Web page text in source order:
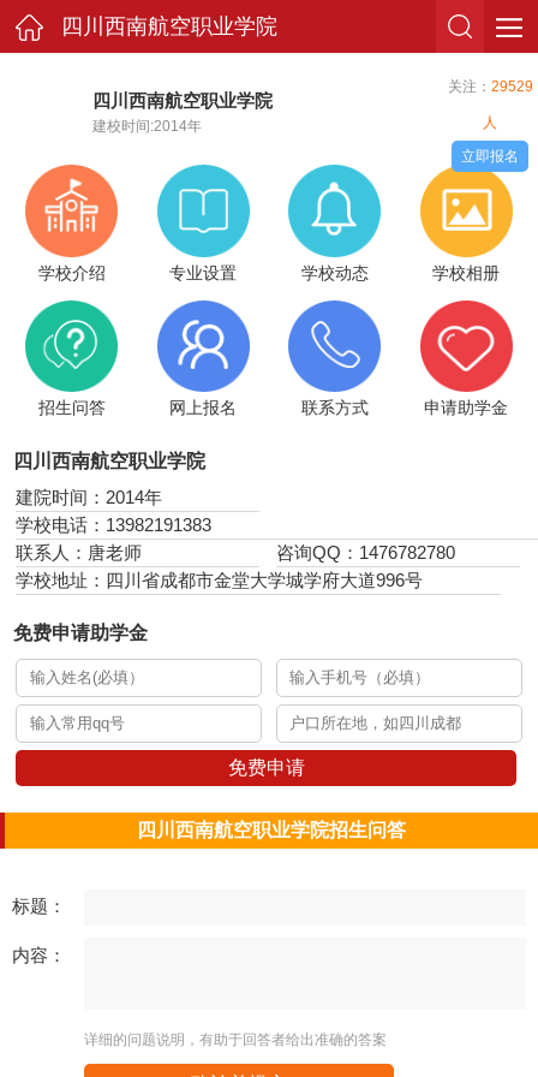
四川西南航空职业学院
四川西南航空职业学院
建校时间:2014年
关注： 29529
人
立即报名
学校介绍 专业设置 学校动态 学校相册
招生问答 网上报名 联系方式 申请助学金
四川西南航空职业学院
建院时间：2014年
学校电话：13982191383
联系人：唐老师
咨询QQ：1476782780
学校地址：四川省成都市金堂大学城学府大道996号
免费申请助学金
免费申请
四川西南航空职业学院招生问答
标题：
内容：
详细的问题说明，有助于回答者给出准确的答案